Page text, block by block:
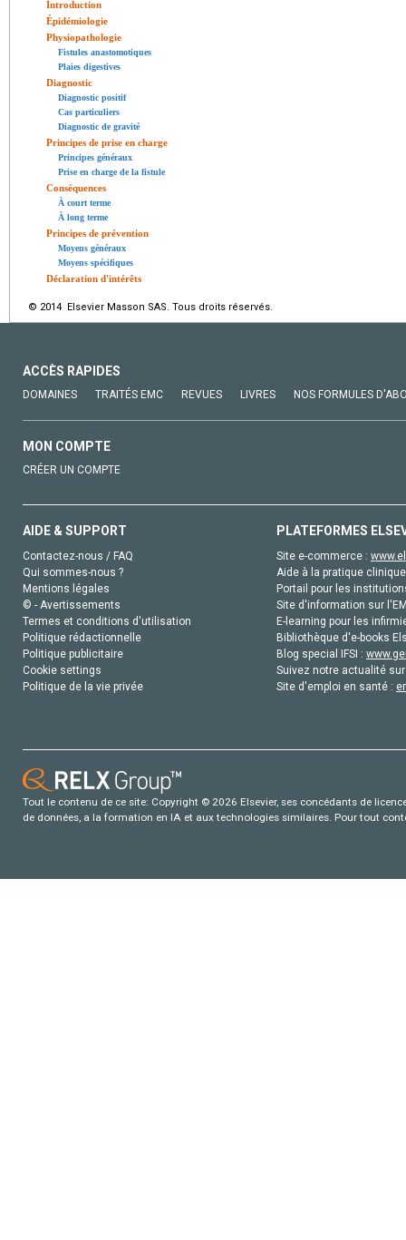
Introduction
Épidémiologie
Physiopathologie
Fistules anastomotiques
Plaies digestives
Diagnostic
Diagnostic positif
Cas particuliers
Diagnostic de gravité
Principes de prise en charge
Principes généraux
Prise en charge de la fistule
Conséquences
À court terme
À long terme
Principes de prévention
Moyens généraux
Moyens spécifiques
Déclaration d'intérêts
© 2014 Elsevier Masson SAS. Tous droits réservés.
ACCÈS RAPIDES
DOMAINES TRAITÉS EMC REVUES LIVRES NOS FORMULES
MON COMPTE
CRÉER UN COMPTE
AIDE & SUPPORT
Contactez-nous / FAQ
Qui sommes-nous ?
Mentions légales
© - Avertissements
Termes et conditions d'utilisation
Politique rédactionnelle
Politique publicitaire
Cookie settings
Politique de la vie privée
PLATEFORMES
Site e-commerce :
Aide à la pratique
Portail pour les
Site d'information sur
E-learning pour les
Bibliothèque d'e-books
Blog special IFSI :
Suivez notre actualité
Site d'emploi en santé :
Tout le contenu de ce site: Copyright © 2026 Elsevier, ses concédants de
de données, a la formation en IA et aux technologies similaires. Pour tout